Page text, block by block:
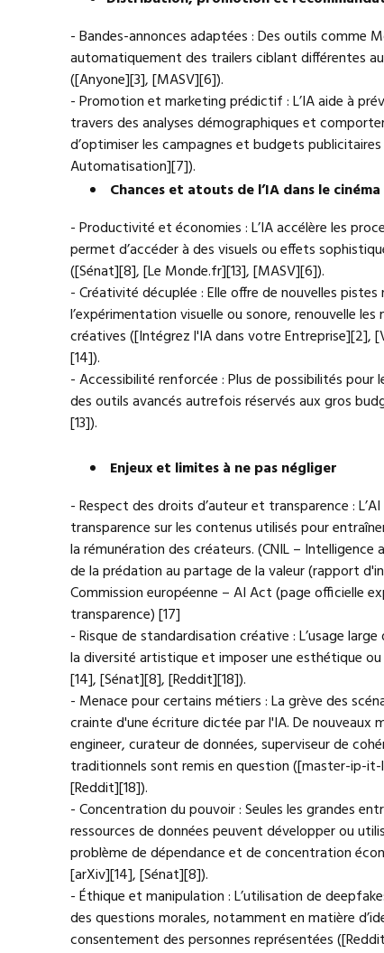
- Bandes-annonces adaptées : Des outils comme
automatiquement des trailers ciblant différentes
([Anyone][3], [MASV][6]).
- Promotion et marketing prédictif : L’IA aide à
travers des analyses démographiques et
d’optimiser les campagnes et budgets
Automatisation][7]).
Chances et atouts de l’IA dans le cinéma
- Productivité et économies : L’IA accélère les
permet d’accéder à des visuels ou effets
([Sénat][8], [Le Monde.fr][13], [MASV][6]).
- Créativité décuplée : Elle offre de nouvelles
l’expérimentation visuelle ou sonore, renouvelle les
créatives ([Intégrez l'IA dans votre Entreprise][2],
[14]).
- Accessibilité renforcée : Plus de possibilités
des outils avancés autrefois réservés aux gros
[13]).
Enjeux et limites à ne pas négliger
- Respect des droits d’auteur et transparence :
transparence sur les contenus utilisés pour
la rémunération des créateurs. (CNIL –
de la prédation au partage de la valeur (rapport
Commission européenne – AI Act (page officielle
transparence) [17]
- Risque de standardisation créative : L’usage
la diversité artistique et imposer une esthétique
[14], [Sénat][8], [Reddit][18]).
- Menace pour certains métiers : La grève des
crainte d'une écriture dictée par l'IA. De nouveaux
engineer, curateur de données, superviseur de
traditionnels sont remis en question ([master-ip-
[Reddit][18]).
- Concentration du pouvoir : Seules les grandes
ressources de données peuvent développer ou
problème de dépendance et de concentration
[arXiv][14], [Sénat][8]).
- Éthique et manipulation : L’utilisation de
des questions morales, notamment en matière
consentement des personnes représentées